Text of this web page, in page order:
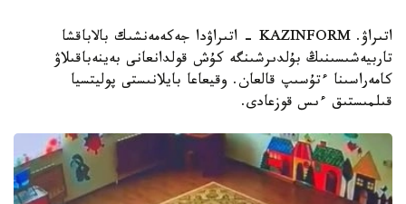
اتىراۋ. KAZINFORM - اتىراۋدا جەكەمەنشىك بالاباقشا
تاربيەشىسىنىڭ بۇلدىرشىنگە كۇش قولدانعانى بەينەباقىلاۋ
كامەراسىنا ءتۇسىپ قالعان. وقيعاعا بايلانىستى پوليتسيا
قىلمىستىق ءىس قوزعادى.